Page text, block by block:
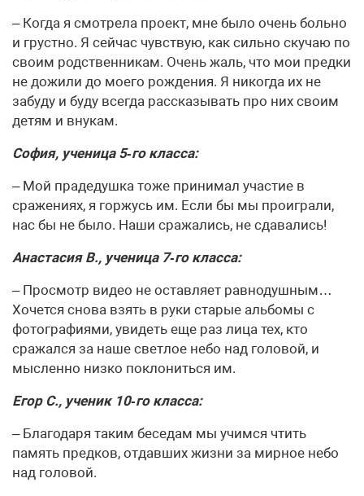
– Когда я смотрела проект, мне было очень больно
и грустно. Я сейчас чувствую, как сильно скучаю по
своим родственникам. Очень жаль, что мои предки
не дожили до моего рождения. Я никогда их не
забуду и буду всегда рассказывать про них своим
детям и внукам.
София, ученица 5‑го класса:
– Мой прадедушка тоже принимал участие в
сражениях, я горжусь им. Если бы мы проиграли,
нас бы не было. Наши сражались, не сдавались!
Анастасия В., ученица 7‑го класса:
– Просмотр видео не оставляет равнодушным…
Хочется снова взять в руки старые альбомы с
фотографиями, увидеть еще раз лица тех, кто
сражался за наше светлое небо над головой, и
мысленно низко поклониться им.
Егор С., ученик 10‑го класса:
– Благодаря таким беседам мы учимся чтить
память предков, отдавших жизни за мирное небо
над головой.